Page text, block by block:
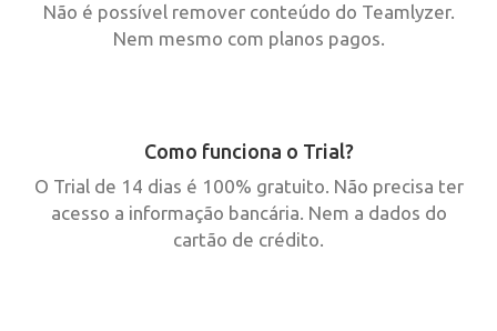
Não é possível remover conteúdo do Teamlyzer.
Nem mesmo com planos pagos.
Como funciona o Trial?
O Trial de 14 dias é 100% gratuito. Não precisa ter
acesso a informação bancária. Nem a dados do
cartão de crédito.